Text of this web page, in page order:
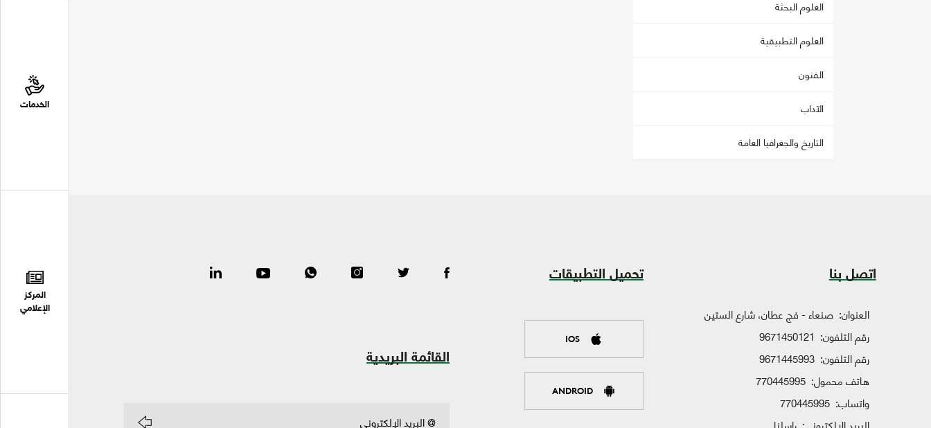
الخدمات
المركز
الإعلامي
العلوم البحثة
العلوم التطبيقية
الفنون
الآداب
التاريخ والجغرافيا العامة
اتصل بنا
العنوان: صنعاء - فج عطان، شارع الستين
رقم التلفون: 9671450121
رقم التلفون: 9671445993
هاتف محمول: 770445995
واتساب: 770445995
تحميل التطبيقات
IOS
ANDROID
القائمة البريدية